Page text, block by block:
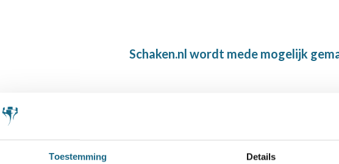
Toestemming Details
Schaken.nl wordt mede mogelijk